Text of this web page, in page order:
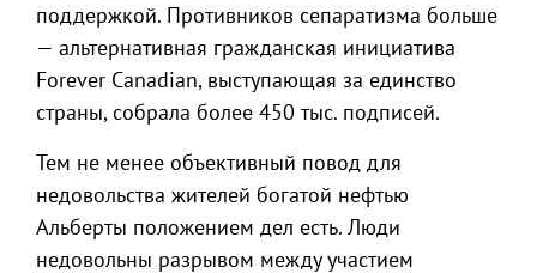
поддержкой. Противников сепаратизма больше
— альтернативная гражданская инициатива
Forever Canadian, выступающая за единство
страны, собрала более 450 тыс. подписей.
Тем не менее объективный повод для
недовольства жителей богатой нефтью
Альберты положением дел есть. Люди
недовольны разрывом между участием